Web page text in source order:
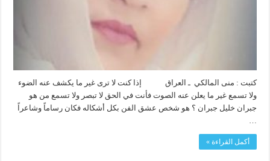
كتبت : منى المالكي ـ العراق إذا كنت لا ترى غير ما يكشف عنه الضوء
ولا تسمع غير ما يعلن عنه الصوت فأنت في الحق لا تبصر ولا تسمع من هو
جبران خليل جبران ؟ هو شخص عشق الفن بكل أشكاله فكان رساماً وشاعراً
…
أكمل القراءة »